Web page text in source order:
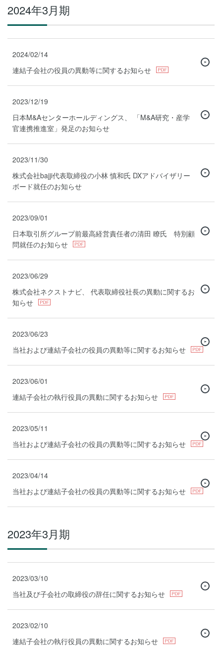
2024年3月期
2024/02/14
連結子会社の役員の異動等に関するお知らせ
2023/12/19
日本M&Aセンターホールディングス、 「M&A研究・産学
官連携推進室」発足のお知らせ
2023/11/30
株式会社bajji代表取締役の小林 慎和氏 DXアドバイザリー
ボード就任のお知らせ
2023/09/01
日本取引所グループ前最高経営責任者の清田 瞭氏 特別顧
問就任のお知らせ
2023/06/29
株式会社ネクストナビ、 代表取締役社長の異動に関するお
知らせ
2023/06/23
当社および連結子会社の役員の異動等に関するお知らせ
2023/06/01
連結子会社の執行役員の異動に関するお知らせ
2023/05/11
当社および連結子会社の役員の異動等に関するお知らせ
2023/04/14
当社および連結子会社の役員の異動等に関するお知らせ
2023年3月期
2023/03/10
当社及び子会社の取締役の辞任に関するお知らせ
2023/02/10
連結子会社の執行役員の異動に関するお知らせ